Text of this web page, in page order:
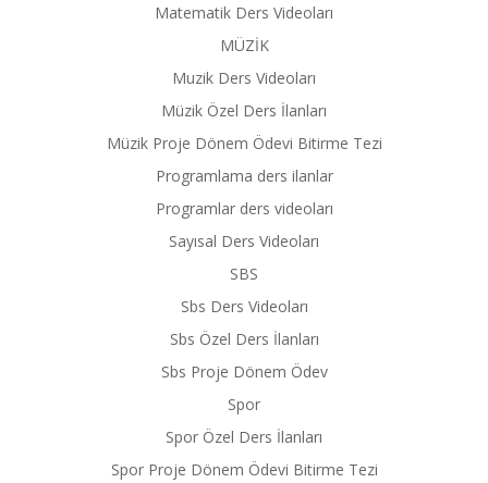
Matematik Ders Videoları
MÜZİK
Muzik Ders Videoları
Müzik Özel Ders İlanları
Müzik Proje Dönem Ödevi Bitirme Tezi
Programlama ders ilanlar
Programlar ders videoları
Sayısal Ders Videoları
SBS
Sbs Ders Videoları
Sbs Özel Ders İlanları
Sbs Proje Dönem Ödev
Spor
Spor Özel Ders İlanları
Spor Proje Dönem Ödevi Bitirme Tezi